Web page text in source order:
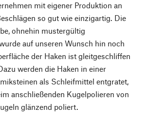
mit eigener Produktion an
so gut wie einzigartig. Die
ohnehin mustergültig
auf unseren Wunsch hin noch
der Haken ist gleitgeschliffen
werden die Haken in einer
als Schleifmittel entgratet,
anschließenden Kugelpolieren von
glänzend poliert.